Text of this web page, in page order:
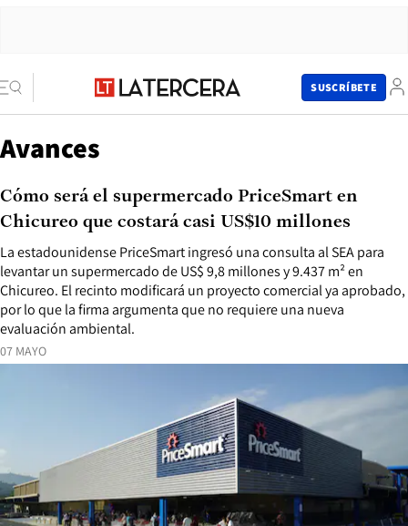
SUSCRÍBETE
Avances
07 MAYO
La estadounidense PriceSmart ingresó una consulta al SEA para
levantar un supermercado de US$ 9,8 millones y 9.437 m² en
Chicureo. El recinto modificará un proyecto comercial ya aprobado,
por lo que la firma argumenta que no requiere una nueva
evaluación ambiental.
Cómo será el supermercado PriceSmart en
Chicureo que costará casi US$10 millones